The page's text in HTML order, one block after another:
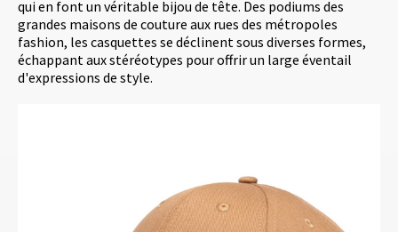
qui en font un véritable bijou de tête. Des podiums des
grandes maisons de couture aux rues des métropoles
fashion, les casquettes se déclinent sous diverses formes,
échappant aux stéréotypes pour offrir un large éventail
d'expressions de style.